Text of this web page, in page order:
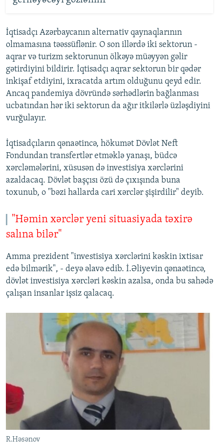
İqtisadçı Azərbaycanın alternativ qaynaqlarının
olmamasına təəssüflənir. O son illərdə iki sektorun -
aqrar və turizm sektorunun ölkəyə müəyyən gəlir
gətirdiyini bildirir. İqtisadçı aqrar sektorun bir qədər
inkişaf etdiyini, ixracatda artım olduğunu qeyd edir.
Ancaq pandemiya dövründə sərhədlərin bağlanması
ucbatından hər iki sektorun da ağır itkilərlə üzləşdiyini
vurğulayır.
İqtisadçıların qənaətincə, hökumət Dövlət Neft
Fondundan transfertlər etməklə yanaşı, büdcə
xərcləmələrini, xüsusən də investisiya xərclərini
azaldacaq. Dövlət başçısı özü də çıxışında buna
toxunub, o "bəzi hallarda cari xərclər şişirdilir" deyib.
"Həmin xərclər yeni situasiyada təxirə
salına bilər"
Amma prezident "investisiya xərclərini kəskin ixtisar
edə bilmərik", - deyə əlavə edib. İ.Əliyevin qənaətincə,
dövlət investisiya xərcləri kəskin azalsa, onda bu sahədə
çalışan insanlar işsiz qalacaq.
R.Həsənov